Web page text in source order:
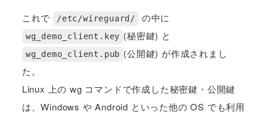
これで /etc/wireguard/ の中に
wg_demo_client.key (秘密鍵) と
wg_demo_client.pub (公開鍵) が作成されまし
た。
Linux 上の wg コマンドで作成した秘密鍵・公開鍵
は、Windows や Android といった他の OS でも利用